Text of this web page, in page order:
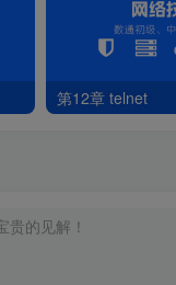
第12章 telnet